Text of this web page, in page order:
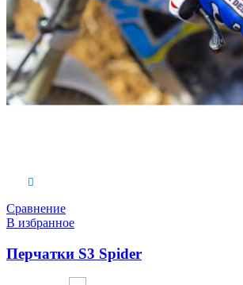
Сравнение
В избранное
Перчатки S3 Spider